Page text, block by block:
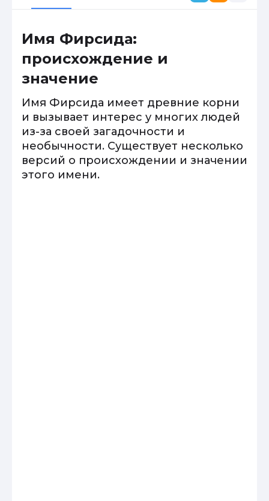
Имя Фирсида:
происхождение и
значение
Имя Фирсида имеет древние корни
и вызывает интерес у многих людей
из-за своей загадочности и
необычности. Существует несколько
версий о происхождении и значении
этого имени.